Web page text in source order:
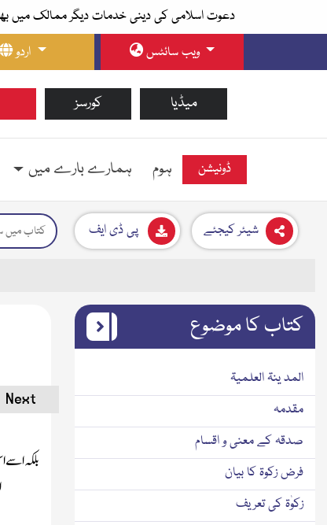
دعوت اسلامی کی دینی خدمات دیگر ممالک میں
اردو
ویب سائٹس
کورسز میڈیا
ہوم ہمارے بارے میں ڈونیشن
پی ڈی ایف شیئر کیجئے
Next
بلکہ اسے
کتاب کا موضوع
المد ینۃ العلمیۃ
مقدمہ
صدقہ کے معنی و اقسام
فرض زکوۃ کا بیان
زکوٰۃ کی تعریف